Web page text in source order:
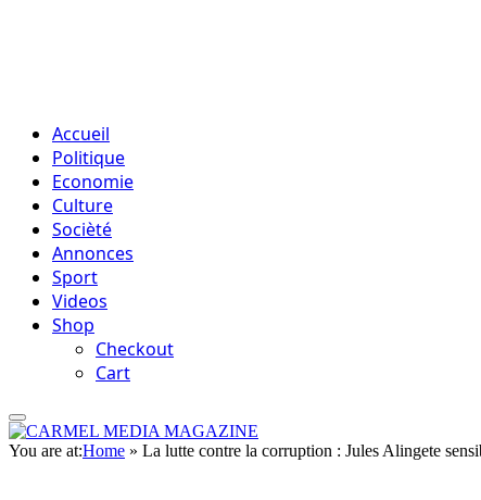
Accueil
Politique
Economie
Culture
Socièté
Annonces
Sport
Videos
Shop
Checkout
Cart
You are at:Home » La lutte contre la corruption : Jules Alingete